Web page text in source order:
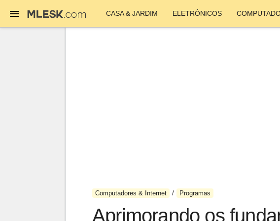
CASA & JARDIM ELETRÔNICOS
Computadores & Internet Programas
Aprimorando os